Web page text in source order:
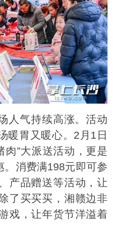
人气持续高涨。活动
暖胃又暖心。2月1日
肉”大派送活动，更是
。消费满198元即可参
产品赠送等活动，让
了买买买，湘赣边非
戏，让年货节洋溢着